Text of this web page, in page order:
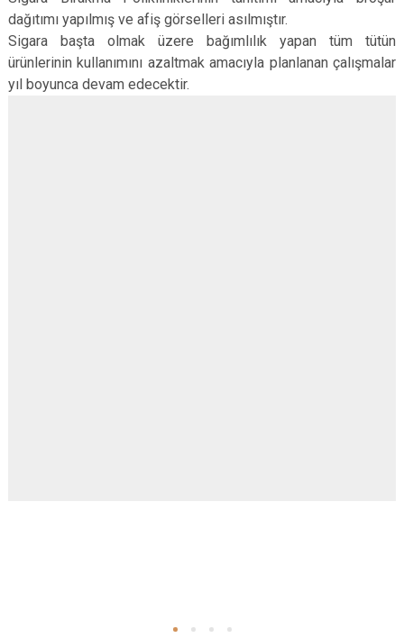
dağıtımı yapılmış ve afiş görselleri asılmıştır.
Sigara başta olmak üzere bağımlılık yapan tüm tütün
ürünlerinin kullanımını azaltmak amacıyla planlanan çalışmalar
yıl boyunca devam edecektir.